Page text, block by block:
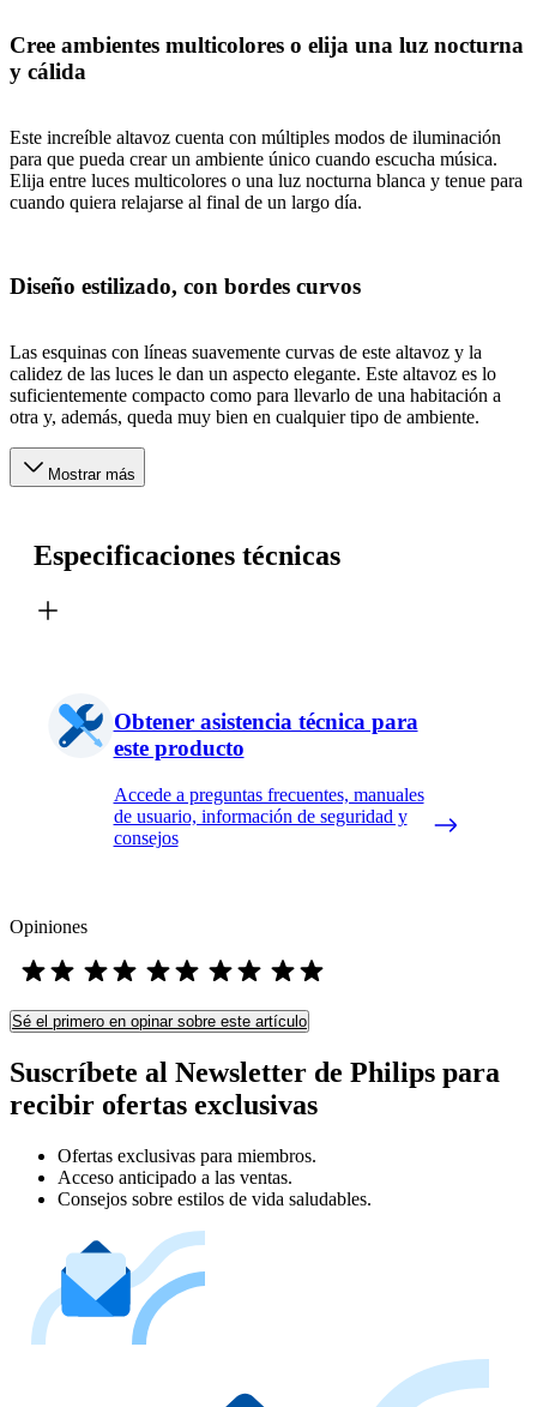
Cree ambientes multicolores o elija una luz nocturna
y cálida
Este increíble altavoz cuenta con múltiples modos de iluminación
para que pueda crear un ambiente único cuando escucha música.
Elija entre luces multicolores o una luz nocturna blanca y tenue para
cuando quiera relajarse al final de un largo día.
Diseño estilizado, con bordes curvos
Las esquinas con líneas suavemente curvas de este altavoz y la
calidez de las luces le dan un aspecto elegante. Este altavoz es lo
suficientemente compacto como para llevarlo de una habitación a
otra y, además, queda muy bien en cualquier tipo de ambiente.
Mostrar más
Especificaciones técnicas
Obtener asistencia técnica para
este producto
Accede a preguntas frecuentes, manuales
de usuario, información de seguridad y
consejos
Opiniones
Sé el primero en opinar sobre este artículo
Suscríbete al Newsletter de Philips para
recibir ofertas exclusivas
Ofertas exclusivas para miembros.
Acceso anticipado a las ventas.
Consejos sobre estilos de vida saludables.